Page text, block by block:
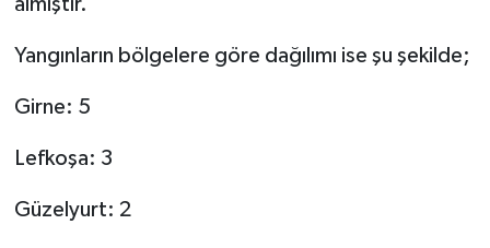
Yangınların bölgelere göre dağılımı ise şu şekilde;
Girne: 5
Lefkoşa: 3
Güzelyurt: 2